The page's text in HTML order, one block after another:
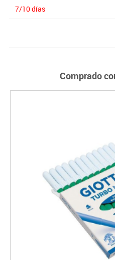
7/10 días
Comprado